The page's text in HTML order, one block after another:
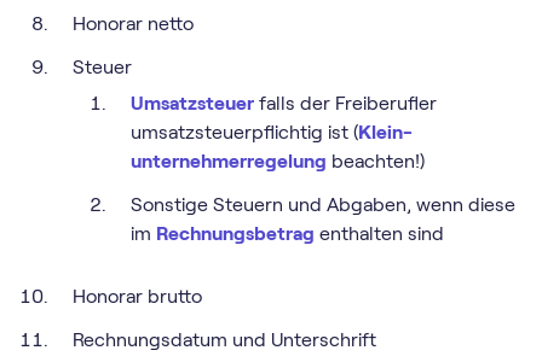
Honorar netto
Steuer
Umsatzsteuer falls der Freiberufler
umsatzsteuerpflichtig ist (Klein­
unternehmer­regelung beachten!)
Sonstige Steuern und Abgaben, wenn diese
im Rechnungsbetrag enthalten sind
Honorar brutto
Rechnungsdatum und Unterschrift